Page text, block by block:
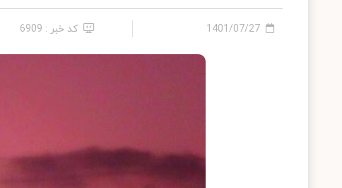
1401/07/27 کد خبر : 6909